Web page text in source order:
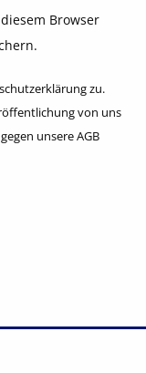
Browser
zu.
von uns
unsere AGB